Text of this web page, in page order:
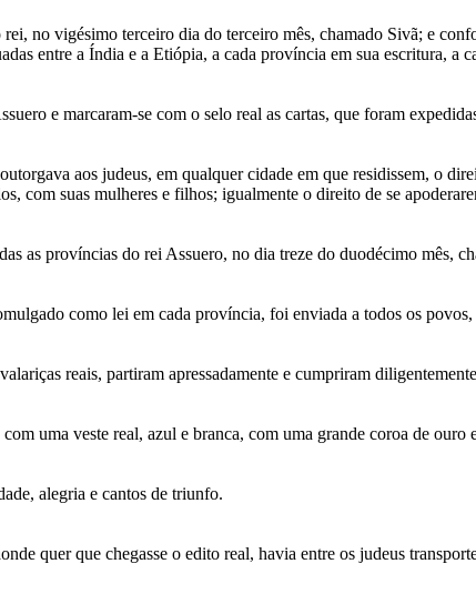
no vigésimo terceiro dia do terceiro mês, chamado Sivã; e
entre a Índia e a Etiópia, a cada província em sua escritura, a
e marcaram-se com o selo real as cartas, que foram
aos judeus, em qualquer cidade em que residissem, o
com suas mulheres e filhos; igualmente o direito de se
as províncias do rei Assuero, no dia treze do duodécimo mês,
como lei em cada província, foi enviada a todos os
reais, partiram apressadamente e cumpriram
uma veste real, azul e branca, com uma grande coroa de
alegria e cantos de triunfo.
quer que chegasse o edito real, havia entre os judeus